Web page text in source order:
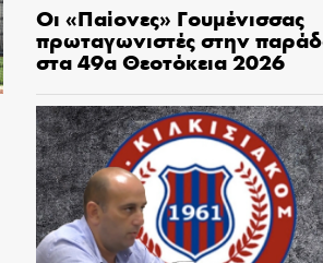
Οι «Παίονες» Γουμένισσας
πρωταγωνιστές στην
στα 49α Θεοτόκεια 2026